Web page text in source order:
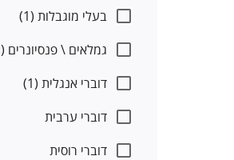
בעלי מוגבלות (1)
גמלאים \ פנסיונרים (1)
דוברי אנגלית (1)
דוברי ערבית
דוברי רוסית